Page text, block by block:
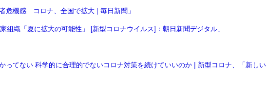
危機感 コロナ、全国で拡大 | 毎日新聞」
組織「夏に拡大の可能性」 [新型コロナウイルス]：朝日新聞デジタル」